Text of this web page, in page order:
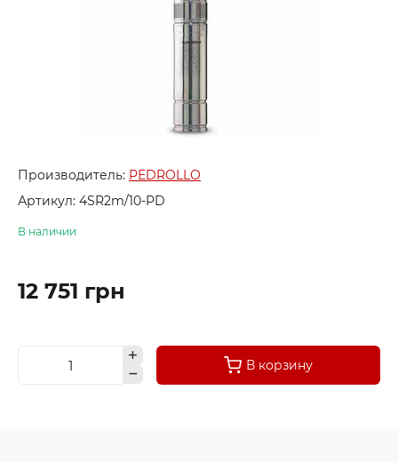
Производитель: PEDROLLO
Артикул: 4SR2m/10-PD
В наличии
12 751 грн
В корзину